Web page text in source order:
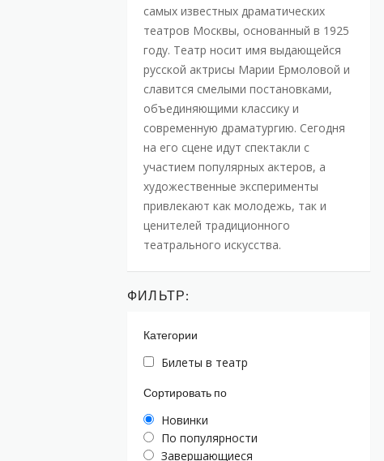
самых известных драматических
театров Москвы, основанный в 1925
году. Театр носит имя выдающейся
русской актрисы Марии Ермоловой и
славится смелыми постановками,
объединяющими классику и
современную драматургию. Сегодня
на его сцене идут спектакли с
участием популярных актеров, а
художественные эксперименты
привлекают как молодежь, так и
ценителей традиционного
театрального искусства.
ФИЛЬТР:
Категории
Билеты в театр
Сортировать по
Новинки
По популярности
Завершающиеся